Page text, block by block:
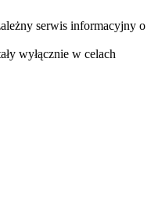
serwis informacyjny o
wyłącznie w celach